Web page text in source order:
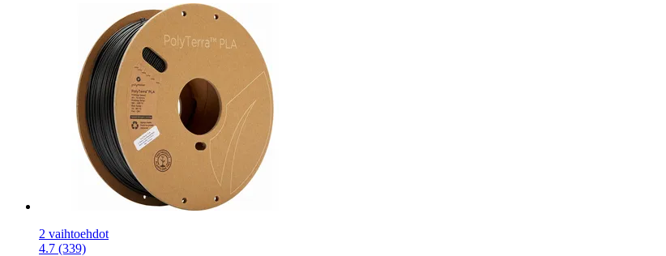
2 vaihtoehdot
4.7 (339)